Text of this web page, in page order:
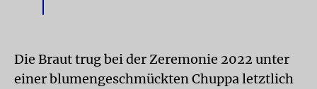
Die Braut trug bei der Zeremonie 2022 unter
einer blumengeschmückten Chuppa letztlich